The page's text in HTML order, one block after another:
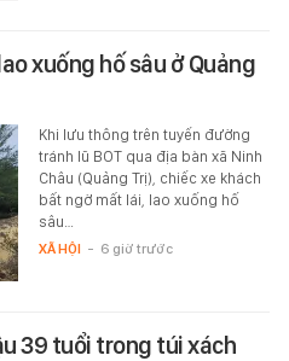
xuống hố sâu ở Quảng
Khi lưu thông trên tuyến đường
tránh lũ BOT qua địa bàn xã Ninh
Châu (Quảng Trị), chiếc xe khách
bất ngờ mất lái, lao xuống hố
sâu…
XÃ HỘI - 6 giờ trước
39 tuổi trong túi xách